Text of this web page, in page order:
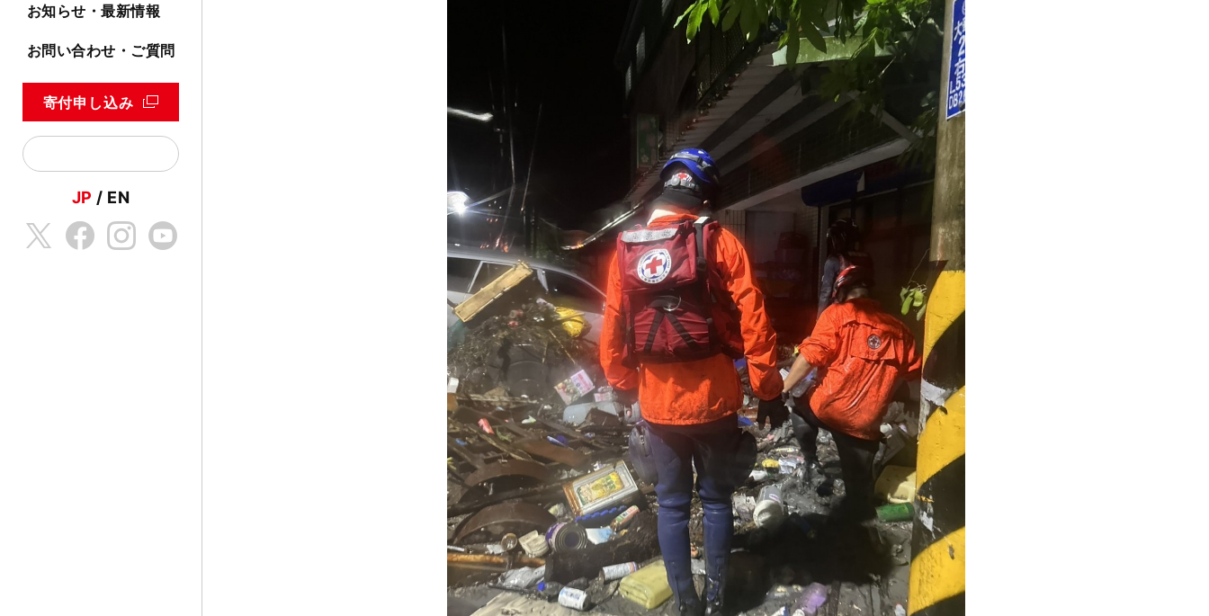
お知らせ・最新情報
お問い合わせ・ご質問
寄付申し込み
JP EN